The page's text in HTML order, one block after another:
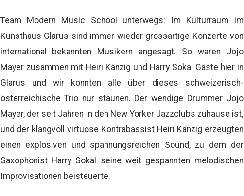
Team Modern Music School unterwegs: Im Kulturraum im
Kunsthaus Glarus sind immer wieder grossartige Konzerte von
international bekannten Musikern angesagt. So waren Jojo
Mayer zusammen mit Heiri Känzig und Harry Sokal Gäste hier in
Glarus und wir konnten alle über dieses schweizerisch-
österreichische Trio nur staunen. Der wendige Drummer Jojo
Mayer, der seit Jahren in den New Yorker Jazzclubs zuhause ist,
und der klangvoll vir­tuose Kontrabassist Heiri Känzig erzeugten
einen explosiven und spannungsreichen Sound, zu dem der
Saxophonist Harry Sokal seine weit gespannten melodischen
Improvisationen beisteuerte.